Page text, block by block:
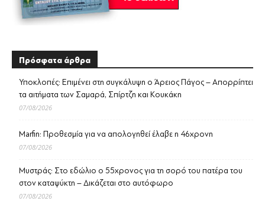
Πρόσφατα άρθρα
Υποκλοπές: Επιμένει στη συγκάλυψη ο Άρειος Πάγος – Απορρίπτει
τα αιτήματα των Σαμαρά, Σπίρτζη και Κουκάκη
07/08/2026
Marfin: Προθεσμία για να απολογηθεί έλαβε η 46χρονη
07/08/2026
Μυστράς: Στο εδώλιο ο 55χρονος για τη σορό του πατέρα του
στον καταψύκτη – Δικάζεται στο αυτόφωρο
07/08/2026